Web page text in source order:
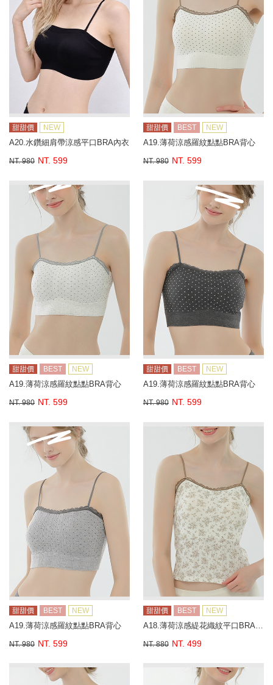
甜甜價 NEW
A20.水鑽細肩帶涼感平口BRA內衣
NT. 980 NT. 599
甜甜價 BEST NEW
A19.薄荷涼感羅紋點點BRA背心
NT. 980 NT. 599
甜甜價 BEST NEW
A19.薄荷涼感羅紋點點BRA背心
NT. 980 NT. 599
甜甜價 BEST NEW
A19.薄荷涼感羅紋點點BRA背心
NT. 980 NT. 599
甜甜價 BEST NEW
A19.薄荷涼感羅紋點點BRA背心
NT. 980 NT. 599
甜甜價 BEST NEW
NT. 880 NT. 499